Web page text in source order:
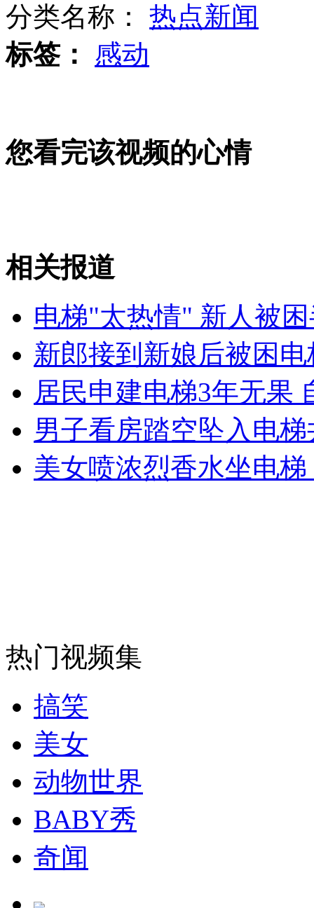
中国游客集装箱运回在美购买用品
女孩北京地铁殴打老人 痛下狠手拳打脚踢
无痛分娩是否安全 医生回应
外交部：反对强权政治霸凌主义
外交部：有关国家言论片面不公正
消防员救轻生者 花炮节热闹非凡
司机酒驾遇交警 急速倒车逃窜
分类名称： 热点新闻
标签：
感动
您看完该视频的心情
相关报道
电梯"太热情" 新人被
新郎接到新娘后被困电
居民申建电梯3年无果
男子看房踏空坠入电
美女喷浓烈香水坐电
热门视频集
搞笑
美女
动物世界
BABY秀
奇闻